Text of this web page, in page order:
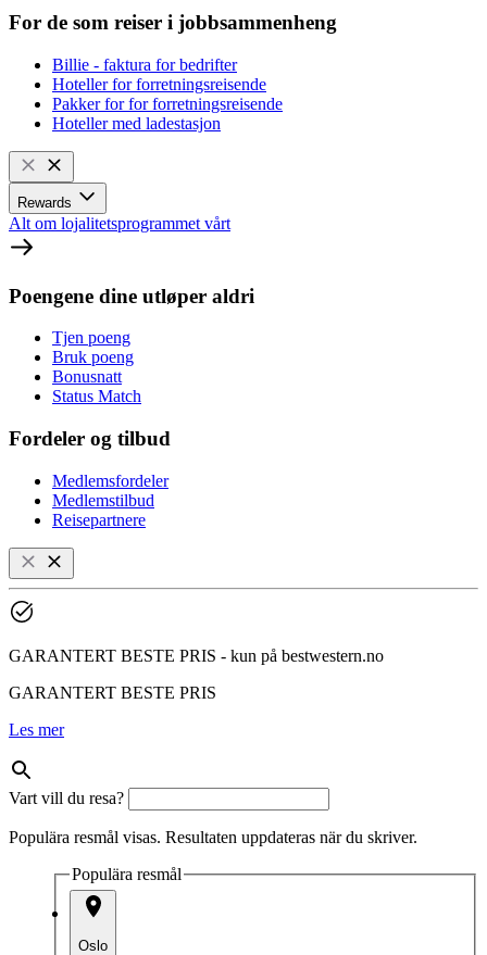
For de som reiser i jobbsammenheng
Billie - faktura for bedrifter
Hoteller for forretningsreisende
Pakker for for forretningsreisende
Hoteller med ladestasjon
Rewards
Alt om lojalitetsprogrammet vårt
Poengene dine utløper aldri
Tjen poeng
Bruk poeng
Bonusnatt
Status Match
Fordeler og tilbud
Medlemsfordeler
Medlemstilbud
Reisepartnere
GARANTERT BESTE PRIS - kun på bestwestern.no
GARANTERT BESTE PRIS
Les mer
Vart vill du resa?
Populära resmål visas. Resultaten uppdateras när du skriver.
Populära resmål
Oslo